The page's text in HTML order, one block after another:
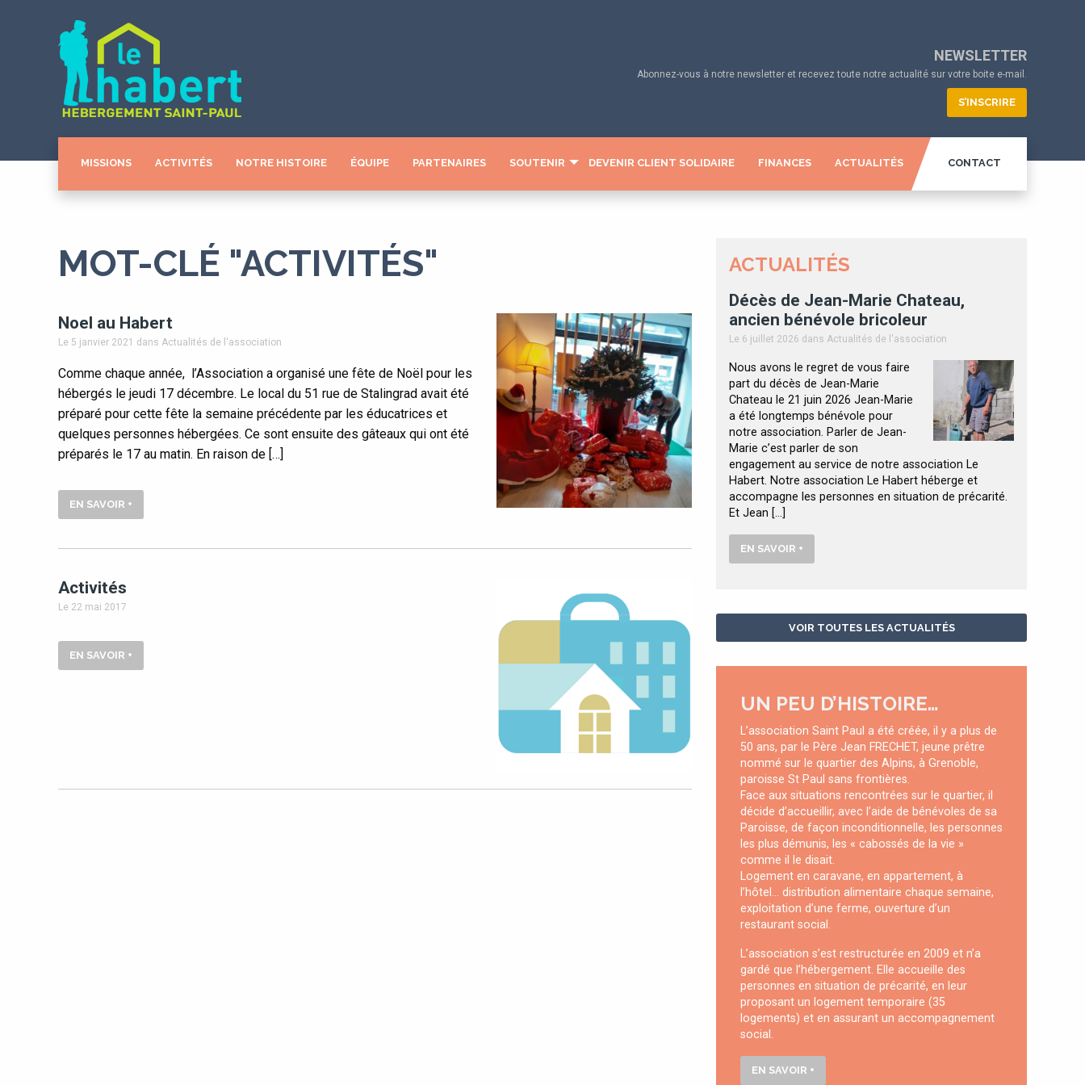
NEWSLETTER
Abonnez-vous à notre newsletter et recevez toute notre actualité sur votre boite e-mail.
S’INSCRIRE
MISSIONS ACTIVITÉS NOTRE HISTOIRE ÉQUIPE PARTENAIRES SOUTENIR DEVENIR CLIENT SOLIDAIRE FINANCES ACTUALITÉS CONTACT
MOT-CLÉ "ACTIVITÉS"
Noel au Habert
Le 5 janvier 2021 dans Actualités de l'association
Comme chaque année, l’Association a organisé une fête de Noël pour les
hébergés le jeudi 17 décembre. Le local du 51 rue de Stalingrad avait été
préparé pour cette fête la semaine précédente par les éducatrices et
quelques personnes hébergées. Ce sont ensuite des gâteaux qui ont été
préparés le 17 au matin. En raison de […]
EN SAVOIR +
Activités
Le 22 mai 2017
EN SAVOIR +
ACTUALITÉS
Décès de Jean-Marie Chateau,
ancien bénévole bricoleur
Le 6 juillet 2026 dans Actualités de l'association
Nous avons le regret de vous faire
part du décès de Jean-Marie
Chateau le 21 juin 2026 Jean-Marie
a été longtemps bénévole pour
notre association. Parler de Jean-
Marie c’est parler de son
engagement au service de notre association Le
Habert. Notre association Le Habert héberge et
accompagne les personnes en situation de précarité.
Et Jean […]
EN SAVOIR +
VOIR TOUTES LES ACTUALITÉS
UN PEU D’HISTOIRE…
L’association Saint Paul a été créée, il y a plus de
50 ans, par le Père Jean FRECHET, jeune prêtre
nommé sur le quartier des Alpins, à Grenoble,
paroisse St Paul sans frontières.
Face aux situations rencontrées sur le quartier, il
décide d’accueillir, avec l’aide de bénévoles de sa
Paroisse, de façon inconditionnelle, les personnes
les plus démunis, les « cabossés de la vie »
comme il le disait.
Logement en caravane, en appartement, à
l’hôtel… distribution alimentaire chaque semaine,
exploitation d’une ferme, ouverture d’un
restaurant social.
L’association s’est restructurée en 2009 et n’a
gardé que l’hébergement. Elle accueille des
personnes en situation de précarité, en leur
proposant un logement temporaire (35
logements) et en assurant un accompagnement
social.
EN SAVOIR +